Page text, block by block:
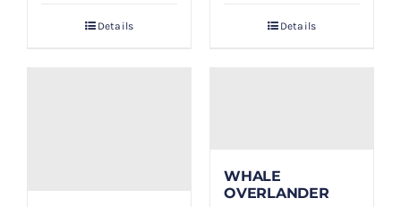
Details Details
WHALE
OVERLANDER